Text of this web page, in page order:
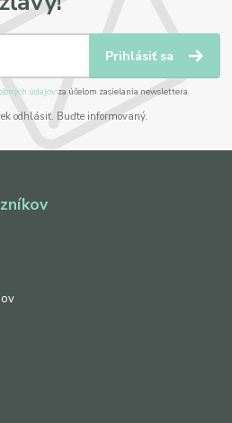
Prihlásiť sa
údajov za účelom zasielania newslettera.
odhlásiť. Buďte informovaný.